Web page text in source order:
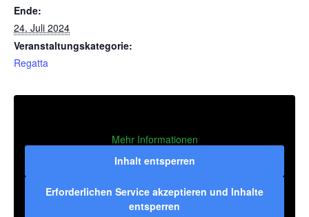
Ende:
24. Juli 2024
Veranstaltungskategorie:
Regatta
Mehr Informationen
Inhalt entsperren
Erforderlichen Service akzeptieren und Inhalte
entsperren